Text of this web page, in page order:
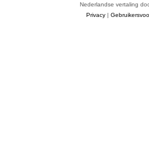
Nederlandse vertaling
Privacy |